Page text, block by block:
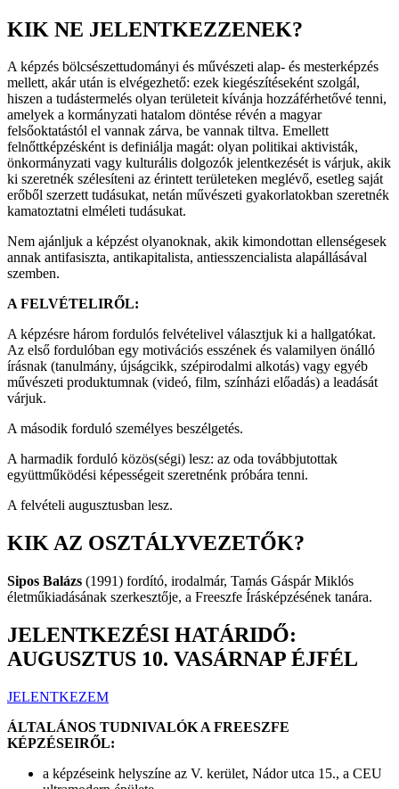
KIK NE JELENTKEZZENEK?
A képzés bölcsészettudományi és művészeti alap- és mesterképzés
mellett, akár után is elvégezhető: ezek kiegészítéseként szolgál,
hiszen a tudástermelés olyan területeit kívánja hozzáférhetővé tenni,
amelyek a kormányzati hatalom döntése révén a magyar
felsőoktatástól el vannak zárva, be vannak tiltva. Emellett
felnőttképzésként is definiálja magát: olyan politikai aktivisták,
önkormányzati vagy kulturális dolgozók jelentkezését is várjuk, akik
ki szeretnék szélesíteni az érintett területeken meglévő, esetleg saját
erőből szerzett tudásukat, netán művészeti gyakorlatokban szeretnék
kamatoztatni elméleti tudásukat.
Nem ajánljuk a képzést olyanoknak, akik kimondottan ellenségesek
annak antifasiszta, antikapitalista, antiesszencialista alapállásával
szemben.
A FELVÉTELIRŐL:
A képzésre három fordulós felvételivel választjuk ki a hallgatókat.
Az első fordulóban egy motivációs esszének és valamilyen önálló
írásnak (tanulmány, újságcikk, szépirodalmi alkotás) vagy egyéb
művészeti produktumnak (videó, film, színházi előadás) a leadását
várjuk.
A második forduló személyes beszélgetés.
A harmadik forduló közös(ségi) lesz: az oda továbbjutottak
együttműködési képességeit szeretnénk próbára tenni.
A felvételi augusztusban lesz.
KIK AZ OSZTÁLYVEZETŐK?
Sipos Balázs (1991) fordító, irodalmár, Tamás Gáspár Miklós
életműkiadásának szerkesztője, a Freeszfe Írásképzésének tanára.
JELENTKEZÉSI HATÁRIDŐ:
AUGUSZTUS 10. VASÁRNAP ÉJFÉL
JELENTKEZEM
ÁLTALÁNOS TUDNIVALÓK A FREESZFE
KÉPZÉSEIRŐL:
a képzéseink helyszíne az V. kerület, Nádor utca 15., a CEU